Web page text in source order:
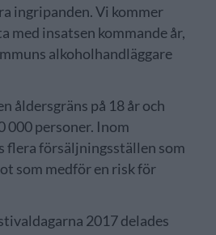
ingripanden. Vi kommer
insatsen kommande år,
alkoholhandläggare
åldersgräns på 18 år och
000 personer. Inom
flera försäljningsställen som
som medför en risk för
2017 delades